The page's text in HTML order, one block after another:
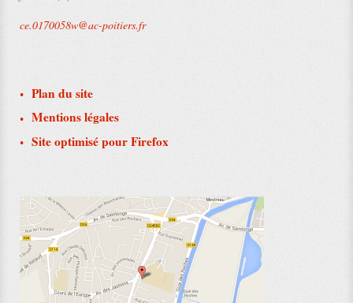
ce.0170058w@ac-poitiers.fr
Plan du site
Mentions légales
Site optimisé pour Firefox